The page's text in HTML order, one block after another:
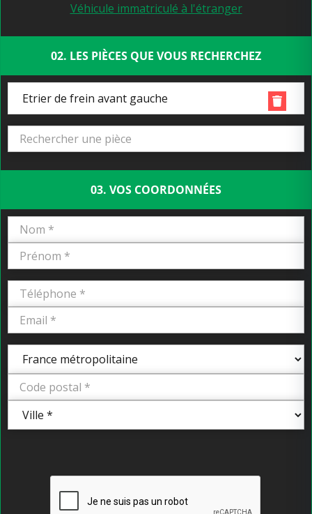
Véhicule immatriculé à l'étranger
02. LES PIÈCES QUE VOUS RECHERCHEZ
Etrier de frein avant gauche
03. VOS COORDONNÉES